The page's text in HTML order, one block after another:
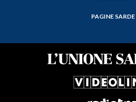
PAGINE SARDE